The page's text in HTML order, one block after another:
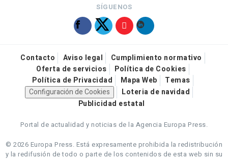
SÍGUENOS
Contacto Aviso legal
Cumplimiento normativo
Oferta de servicios
Política de Cookies
Política de Privacidad
Mapa Web
Temas
Configuración de Cookies
Loteria de navidad
Publicidad estatal
Portal de actualidad y noticias de la Agencia Europa Press.
© 2026 Europa Press. Está expresamente prohibida la redistribución
y la redifusión de todo o parte de los contenidos de esta web sin su